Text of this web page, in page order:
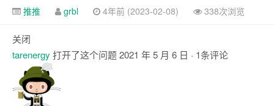
推推 grbl 4年前 (2023-02-08) 338次浏览
关闭
tarenergy 打开了这个问题2021 年 5 月 6 日 · 1条评论
评
论